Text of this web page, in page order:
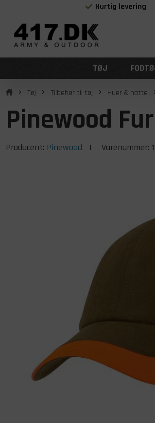
Hurtig levering
TØJ
Tøj Tilbehør til tøj Huer & hatte
Pinewood
Producent: Pinewood | Varenummer: